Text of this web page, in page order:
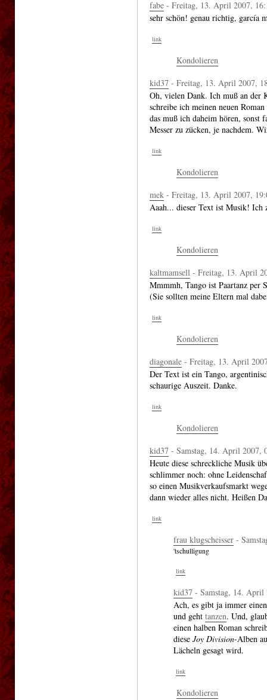
fabe - Freitag, 13. April 2007,
sehr schön! genau richtig, garcía
link
Kondolieren
kid37 - Freitag, 13. April 2007,
Oh, vielen Dank. Ich muß an der
schreibe ich meinen neuen Roman
das muß ich daheim hören, sonst
Messer zu zücken, je nachdem.
link
Kondolieren
mek - Freitag, 13. April 2007,
Aaah... dieser Text ist Musik! Ich
link
Kondolieren
kaltmamsell - Freitag, 13. April
Mmmmh, Tango ist Paartanz per
(Sie sollten meine Eltern mal
link
Kondolieren
diagonale - Freitag, 13. April
Der Text ist ein Tango,
schaurige Auszeit. Danke.
link
Kondolieren
kid37 - Samstag, 14. April 2007,
Heute diese schreckliche Musik
schlimmer noch: ohne
so einen Musikverkaufsmarkt
dann wieder alles nicht. Heißen
link
frau klugscheisser -
'tschulligung
link
kid37 - Samstag, 14. April
Ach, es gibt ja immer
und geht tanzen. Und,
einen halben Roman
diese Joy Division-Alben
Lächeln gesagt wird.
link
Kondolieren